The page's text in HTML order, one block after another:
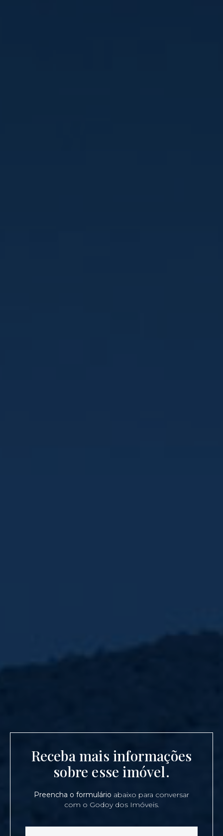
Receba mais informações
sobre esse imóvel.
Preencha o formulário abaixo para conversar
com o Godoy dos Imóveis.